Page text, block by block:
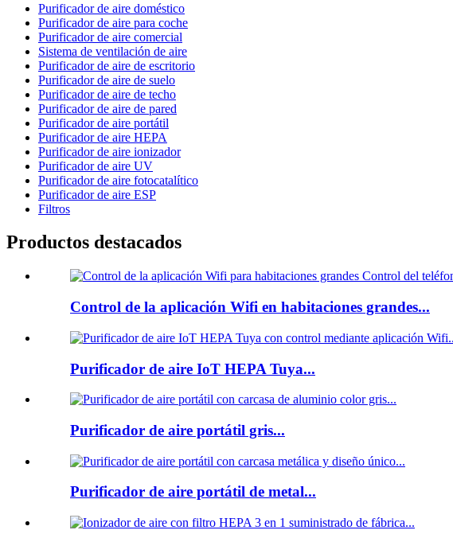
Purificador de aire doméstico
Purificador de aire para coche
Purificador de aire comercial
Sistema de ventilación de aire
Purificador de aire de escritorio
Purificador de aire de suelo
Purificador de aire de techo
Purificador de aire de pared
Purificador de aire portátil
Purificador de aire HEPA
Purificador de aire ionizador
Purificador de aire UV
Purificador de aire fotocatalítico
Purificador de aire ESP
Filtros
Productos destacados
Control de la aplicación Wifi en habitaciones grandes...
Purificador de aire IoT HEPA Tuya...
Purificador de aire portátil gris...
Purificador de aire portátil de metal...